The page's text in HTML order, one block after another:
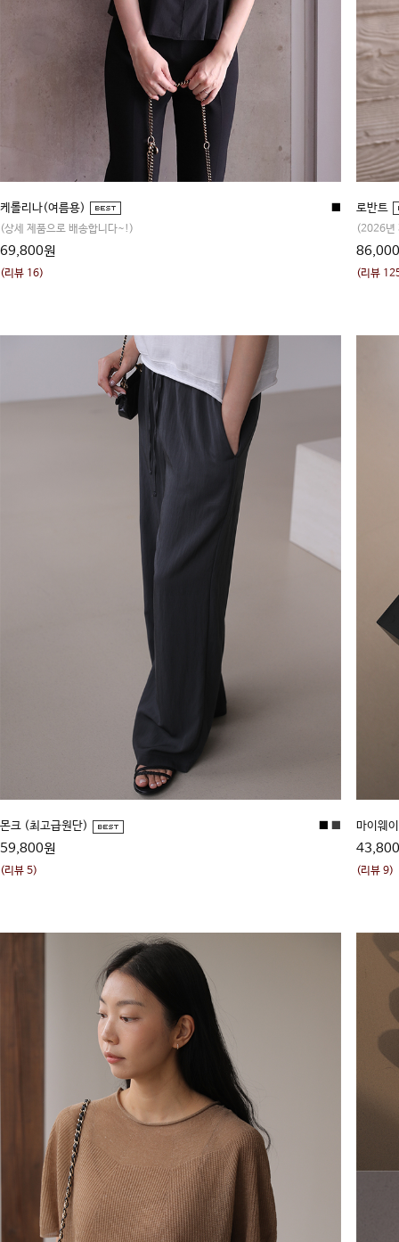
케롤리나(여름용)
(상세 제품으로 배송합니다~!)
69,800원
■
(리뷰 16)
로반트
(2026년
(리뷰
몬크 (최고급원단)
59,800원
(리뷰 5)
마이웨
(리뷰 9)